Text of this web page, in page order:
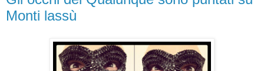
Monti lassù